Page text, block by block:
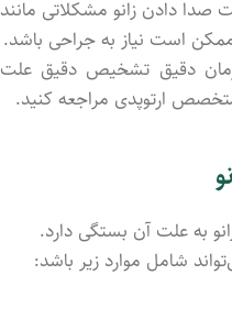
صدا دادن زانو مشکلاتی مانند
ممکن است نیاز به جراحی باشد.
دقیق تشخیص دقیق علت
ارتوپدی مراجعه کنید.
به علت آن بستگی دارد.
شامل موارد زیر باشد: